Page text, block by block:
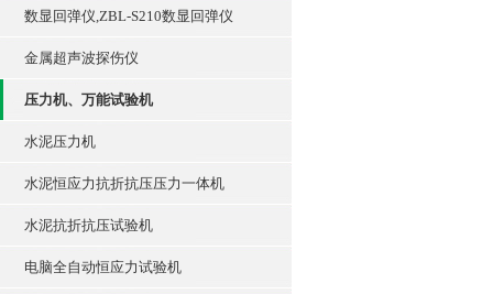
数显回弹仪,ZBL-S210数显回弹仪
金属超声波探伤仪
压力机、万能试验机
水泥压力机
水泥恒应力抗折抗压压力一体机
水泥抗折抗压试验机
电脑全自动恒应力试验机